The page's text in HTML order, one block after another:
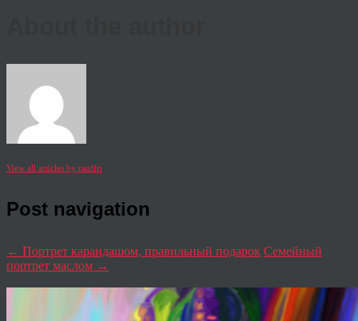
View all articles by rauffri
Post navigation
← Портрет карандашом, правильный подарок Семейный
портрет маслом →